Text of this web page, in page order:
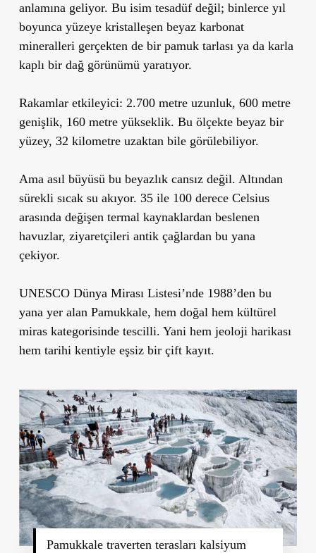
anlamına geliyor. Bu isim tesadüf değil; binlerce yıl
boyunca yüzeye kristalleşen beyaz karbonat
mineralleri gerçekten de bir pamuk tarlası ya da karla
kaplı bir dağ görünümü yaratıyor.
Rakamlar etkileyici: 2.700 metre uzunluk, 600 metre
genişlik, 160 metre yükseklik. Bu ölçekte beyaz bir
yüzey, 32 kilometre uzaktan bile görülebiliyor.
Ama asıl büyüsü bu beyazlık cansız değil. Altından
sürekli sıcak su akıyor. 35 ile 100 derece Celsius
arasında değişen termal kaynaklardan beslenen
havuzlar, ziyaretçileri antik çağlardan bu yana
çekiyor.
UNESCO Dünya Mirası Listesi’nde 1988’den bu
yana yer alan Pamukkale, hem doğal hem kültürel
miras kategorisinde tescilli. Yani hem jeoloji harikası
hem tarihi kentiyle eşsiz bir çift kayıt.
Pamukkale traverten terasları kalsiyum